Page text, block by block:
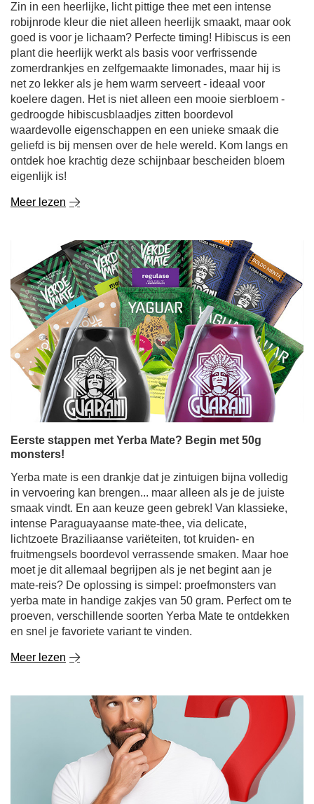
Zin in een heerlijke, licht pittige thee met een intense
robijnrode kleur die niet alleen heerlijk smaakt, maar ook
goed is voor je lichaam? Perfecte timing! Hibiscus is een
plant die heerlijk werkt als basis voor verfrissende
zomerdrankjes en zelfgemaakte limonades, maar hij is
net zo lekker als je hem warm serveert - ideaal voor
koelere dagen. Het is niet alleen een mooie sierbloem -
gedroogde hibiscusblaadjes zitten boordevol
waardevolle eigenschappen en een unieke smaak die
geliefd is bij mensen over de hele wereld. Kom langs en
ontdek hoe krachtig deze schijnbaar bescheiden bloem
eigenlijk is!
Meer lezen
Eerste stappen met Yerba Mate? Begin met 50g
monsters!
Yerba mate is een drankje dat je zintuigen bijna volledig
in vervoering kan brengen... maar alleen als je de juiste
smaak vindt. En aan keuze geen gebrek! Van klassieke,
intense Paraguayaanse mate-thee, via delicate,
lichtzoete Braziliaanse variëteiten, tot kruiden- en
fruitmengsels boordevol verrassende smaken. Maar hoe
moet je dit allemaal begrijpen als je net begint aan je
mate-reis? De oplossing is simpel: proefmonsters van
yerba mate in handige zakjes van 50 gram. Perfect om te
proeven, verschillende soorten Yerba Mate te ontdekken
en snel je favoriete variant te vinden.
Meer lezen